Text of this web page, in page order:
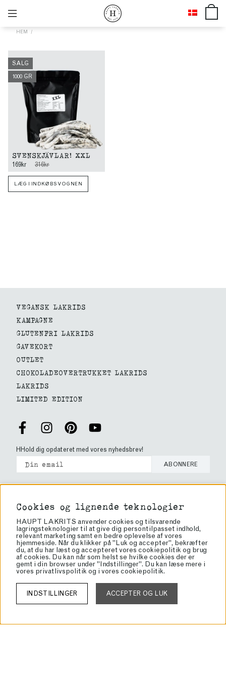
HEM
SALG
1000 GR
SVENSKJÄVLAR! XXL
169kr 316kr
LÆG I INDKØBSVOGNEN
VEGANSK LAKRIDS
KAMPAGNE
GLUTENFRI LAKRIDS
GAVEKORT
OUTLET
CHOKOLADEOVERTRUKKET LAKRIDS
LAKRIDS
LIMITED EDITION
HHold dig opdateret med vores nyhedsbrev!
ABONNERE
Vilkår og betingelser
Bliv forhandler
Forhandlere
Om lakrids
Om os
Haupt Lakrits
Rörvägen 60
136 50 Jordbro
Tel: 08-81 81 00
Cookies og lignende teknologier
HAUPT LAKRITS anvender cookies og tilsvarende
lagringsteknologier til at give dig persontilpasset indhold,
relevant marketing samt en bedre oplevelse af vores
hjemmeside. Når du klikker på "Luk og accepter", bekræfter
du, at du har læst og accepteret vores cookiepolitik og brug
af cookies. Du kan når som helst se hvilke cookies der er
gemt i din browser under "Indstillinger". Du kan læse mere i
vores privatlivspolitik og i vores cookiepolitik.
INDSTILLINGER ACCEPTER OG LUK